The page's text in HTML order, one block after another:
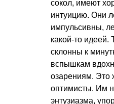
сокол, имеют
интуицию. Они
импульсивны,
какой-то идеей.
склонны к
вспышкам
озарениям. Это
оптимисты. Им
энтузиазма,